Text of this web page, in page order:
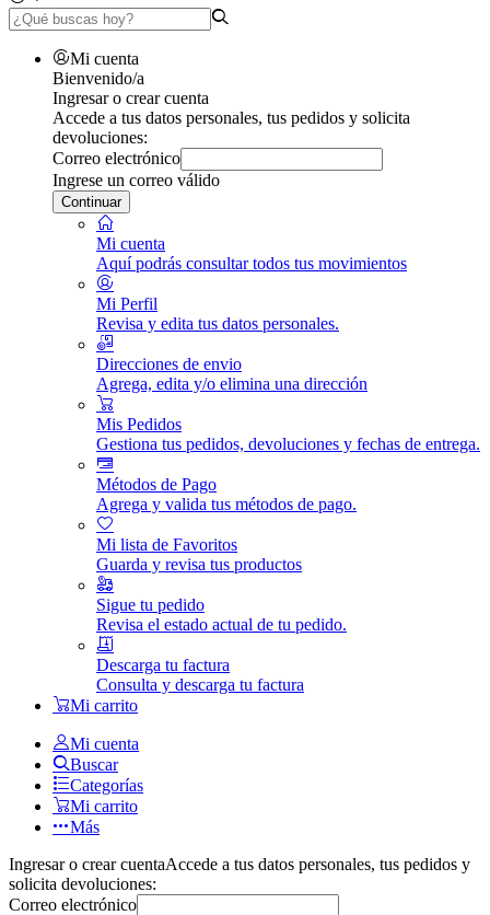
Mi cuenta
Bienvenido/a
Ingresar o crear cuenta
Accede a tus datos personales, tus pedidos y solicita
devoluciones:
Correo electrónico
Ingrese un correo válido
Continuar
Mi cuenta
Aquí podrás consultar todos tus movimientos
Mi Perfil
Revisa y edita tus datos personales.
Direcciones de envio
Agrega, edita y/o elimina una dirección
Mis Pedidos
Gestiona tus pedidos, devoluciones y fechas de entrega.
Métodos de Pago
Agrega y valida tus métodos de pago.
Mi lista de Favoritos
Guarda y revisa tus productos
Sigue tu pedido
Revisa el estado actual de tu pedido.
Descarga tu factura
Consulta y descarga tu factura
Mi carrito
Mi cuenta
Buscar
Categorías
Mi carrito
Más
Ingresar o crear cuentaAccede a tus datos personales, tus pedidos y
solicita devoluciones:
Correo electrónico